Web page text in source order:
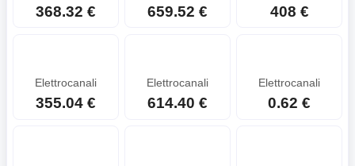
368.32 € 659.52 € 408 €
Elettrocanali
355.04 €
Elettrocanali
614.40 €
Elettrocanali
0.62 €